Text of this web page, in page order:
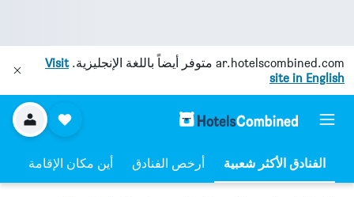
ar.hotelscombined.com متوفر أيضاً باللغة الإنجليزية.Visit
site in English
أرخص الفنادق أين مكان الإقامة